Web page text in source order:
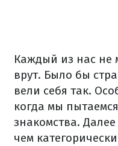
Каждый из нас не
врут. Было бы
вели себя так.
когда мы
знакомства.
чем